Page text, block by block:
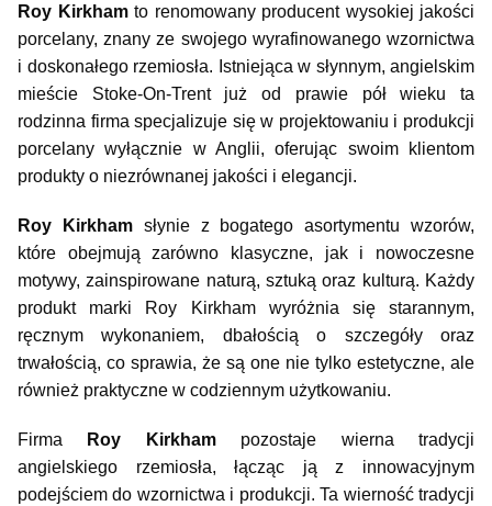
Roy Kirkham to renomowany producent wysokiej jakości
porcelany, znany ze swojego wyrafinowanego wzornictwa
i doskonałego rzemiosła. Istniejąca w słynnym, angielskim
mieście Stoke-On-Trent już od prawie pół wieku ta
rodzinna firma specjalizuje się w projektowaniu i produkcji
porcelany wyłącznie w Anglii, oferując swoim klientom
produkty o niezrównanej jakości i elegancji.
Roy Kirkham słynie z bogatego asortymentu wzorów,
które obejmują zarówno klasyczne, jak i nowoczesne
motywy, zainspirowane naturą, sztuką oraz kulturą. Każdy
produkt marki Roy Kirkham wyróżnia się starannym,
ręcznym wykonaniem, dbałością o szczegóły oraz
trwałością, co sprawia, że są one nie tylko estetyczne, ale
również praktyczne w codziennym użytkowaniu.
Firma Roy Kirkham pozostaje wierna tradycji
angielskiego rzemiosła, łącząc ją z innowacyjnym
podejściem do wzornictwa i produkcji. Ta wierność tradycji